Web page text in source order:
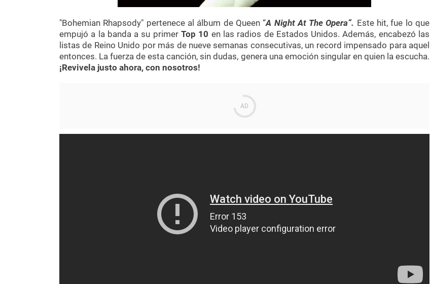
"Bohemian Rhapsody" pertenece al álbum de Queen “A Night At The Opera”. Este hit, fue lo que
empujó a la banda a su primerTop 10 en las radios de Estados Unidos. Además, encabezó las
listas de Reino Unido por más de nueve semanas consecutivas, un record impensado para aquel
entonces. La fuerza de esta canción, sin dudas, genera una emoción singular en quien la escucha.
¡Revivela justo ahora, con nosotros!